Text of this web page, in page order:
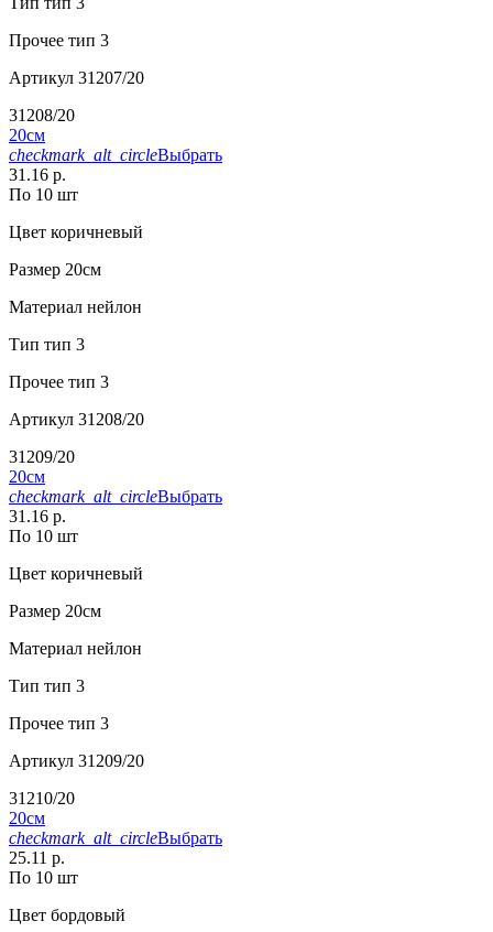
Прочее тип 3
Артикул 31207/20
31208/20
20см
checkmark_alt_circleВыбрать
31.16 р.
По 10 шт
Цвет коричневый
Размер 20см
Материал нейлон
Тип тип 3
Прочее тип 3
Артикул 31208/20
31209/20
20см
checkmark_alt_circleВыбрать
31.16 р.
По 10 шт
Цвет коричневый
Размер 20см
Материал нейлон
Тип тип 3
Прочее тип 3
Артикул 31209/20
31210/20
20см
checkmark_alt_circleВыбрать
25.11 р.
По 10 шт
Цвет бордовый